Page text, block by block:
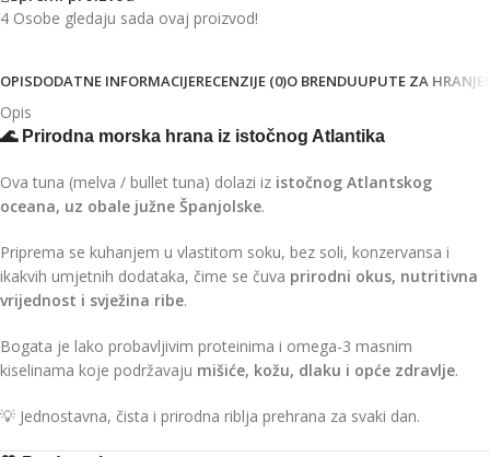
4 Osobe gledaju sada ovaj proizvod!
OPISDODATNE INFORMACIJERECENZIJE (0)O BRENDUUPUTE ZA
Opis
🌊 Prirodna morska hrana iz istočnog Atlantika
Ova tuna (melva / bullet tuna) dolazi iz istočnog Atlantskog
oceana, uz obale južne Španjolske.
Priprema se kuhanjem u vlastitom soku, bez soli, konzervansa i
ikakvih umjetnih dodataka, čime se čuva prirodni okus, nutritivna
vrijednost i svježina ribe.
Bogata je lako probavljivim proteinima i omega-3 masnim
kiselinama koje podržavaju mišiće, kožu, dlaku i opće zdravlje.
💡 Jednostavna, čista i prirodna riblja prehrana za svaki dan.